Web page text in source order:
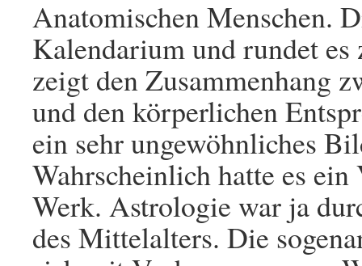
Anatomischen Menschen.
Kalendarium und rundet
zeigt den Zusammenhang
und den körperlichen
ein sehr ungewöhnliches
Wahrscheinlich hatte es
Werk. Astrologie war ja
des Mittelalters. Die